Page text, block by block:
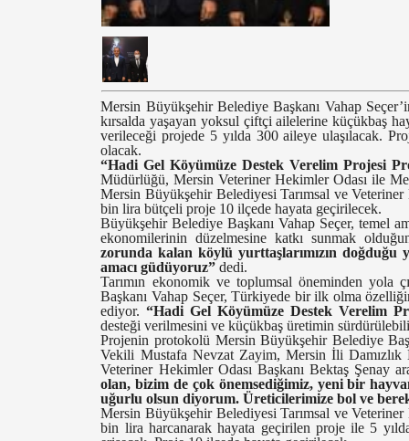
Mersin Büyükşehir Belediye Başkanı Vahap
kırsalda yaşayan yoksul çiftçi ailelerine küçükbaş
verileceği projede 5 yılda 300 aileye ulaşılacak.
olacak.
“Hadi Gel Köyümüze Destek Verelim Projesi
Müdürlüğü, Mersin Veteriner Hekimler Odası ile
Mersin Büyükşehir Belediyesi Tarımsal ve
bin lira bütçeli proje 10 ilçede hayata geçirilecek.
Büyükşehir Belediye Başkanı Vahap Seçer, temel
ekonomilerinin düzelmesine katkı sunmak
zorunda kalan köylü yurttaşlarımızın doğduğu
amacı güdüyoruz”dedi.
Tarımın ekonomik ve toplumsal öneminden yola
Başkanı Vahap Seçer, Türkiyede bir ilk olma
ediyor.“Hadi Gel Köyümüze Destek Verelim
desteği verilmesini ve küçükbaş üretimin
Projenin protokolü Mersin Büyükşehir Belediye
Vekili Mustafa Nevzat Zayim, Mersin İli
Veteriner Hekimler Odası Başkanı Bektaş Şenay
olan, bizim de çok önemsediğimiz, yeni bir
uğurlu olsun diyorum. Üreticilerimize bol ve
Mersin Büyükşehir Belediyesi Tarımsal ve
bin lira harcanarak hayata geçirilen proje ile 5